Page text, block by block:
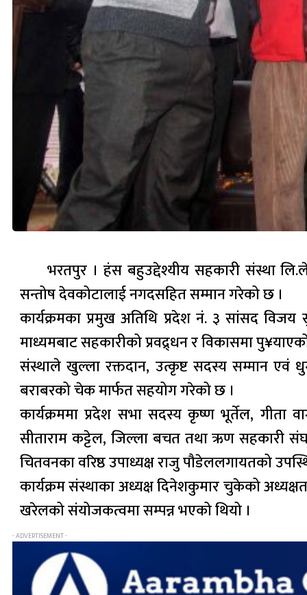
भरतपुर । हंस बहुउद्देश्यीय सहकारी संस्था
सन्तोष देवकोटालाई नगदसहित सम्मान गरेको छ ।
कार्यक्रमका प्रमुख अतिथि प्रदेश नं. ३ सांसद विजय
माध्यमबाट सहकारीको प्रवद्र्धन र विकासमा
संस्थाले खुल्ला रक्तदान, उत्कृष्ट सदस्य सम्मान एवं
बराबरको चेक मार्फत सहयोग गरेको छ ।
कार्यक्रममा प्रदेश सभा सदस्य कृष्ण भूर्तेल, गीता
सीताराम कट्टेल, जिल्ला बचत तथा ऋण सहकारी
चितवनका वरिष्ठ उपाध्यक्ष राजु पौडेललगायतको
कार्यक्रम संस्थाका अध्यक्ष दिनेशकुमार चुकेको
खरेलको संयोजकत्वमा सम्पन्न भएको थियो ।
- ADVERTISEMENT -